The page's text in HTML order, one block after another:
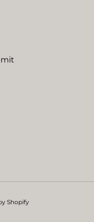
Shopify